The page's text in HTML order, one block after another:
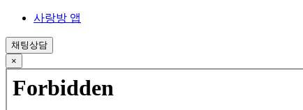
사랑방 앱
채팅상담
×